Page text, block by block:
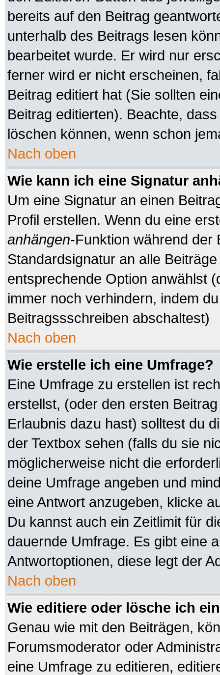
bereits auf den Beitrag
unterhalb des Beitrags lesen
bearbeitet wurde. Er wird nur
ferner wird er nicht erscheinen,
Beitrag editiert hat (Sie sollten
Beitrag editierten). Beachte,
löschen können, wenn schon
Nach oben
Wie kann ich eine Signatur
Um eine Signatur an einen
Profil erstellen. Wenn du eine
anhängen-Funktion während der
Standardsignatur an alle
entsprechende Option anwählst
immer noch verhindern, indem
Beitragssschreiben abschaltest)
Nach oben
Wie erstelle ich eine Umfrage?
Eine Umfrage zu erstellen ist
erstellst, (oder den ersten
Erlaubnis dazu hast) solltest du
der Textbox sehen (falls du sie
möglicherweise nicht die
deine Umfrage angeben und
eine Antwort anzugeben, klicke
Du kannst auch ein Zeitlimit für
dauernde Umfrage. Es gibt eine
Antwortoptionen, diese legt der
Nach oben
Wie editiere oder lösche ich
Genau wie mit den Beiträgen,
Forumsmoderator oder
eine Umfrage zu editieren,